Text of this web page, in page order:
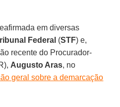
em diversas
Federal (STF) e,
recente do Procurador-
Augusto Aras, no
geral sobre a demarcação